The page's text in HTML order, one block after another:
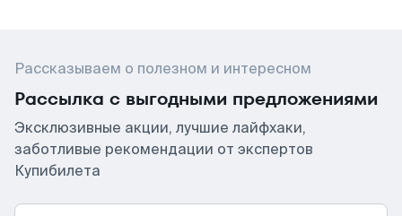
Рассказываем о полезном и интересном
Рассылка с выгодными предложениями
Эксклюзивные акции, лучшие лайфхаки,
заботливые рекомендации от экспертов
Купибилета